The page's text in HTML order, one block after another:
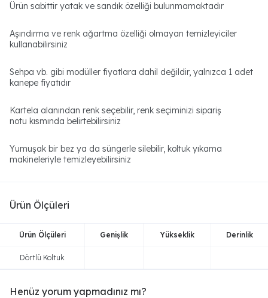
Ürün Ölçüleri
Ürün Ölçüleri Genişlik Yükseklik Derinlik
Dörtlü Koltuk
Ürün sabittir yatak ve sandık özelliği bulunmamaktadır
Aşındırma ve renk ağartma özelliği olmayan temizleyiciler
kullanabilirsiniz
Sehpa vb. gibi modüller fiyatlara dahil değildir, yalnızca 1 adet
kanepe fiyatıdır
Kartela alanından renk seçebilir, renk seçiminizi sipariş
notu kısmında belirtebilirsiniz
Yumuşak bir bez ya da süngerle silebilir, koltuk yıkama
makineleriyle temizleyebilirsiniz
Henüz yorum yapmadınız mı?